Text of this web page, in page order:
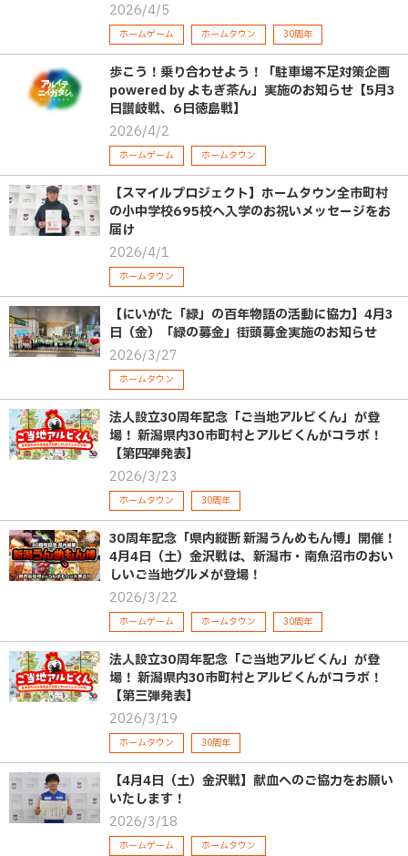
2026/4/5
ホームゲーム ホームタウン 30周年
歩こう！乗り合わせよう！「駐車場不足対策企画
powered by よもぎ茶ん」実施のお知らせ【5月3
日讃岐戦、6日徳島戦】
2026/4/2
ホームゲーム ホームタウン
【スマイルプロジェクト】ホームタウン全市町村
の小中学校695校へ入学のお祝いメッセージをお
届け
2026/4/1
ホームタウン
【にいがた「緑」の百年物語の活動に協力】4月3
日（金）「緑の募金」街頭募金実施のお知らせ
2026/3/27
ホームタウン
法人設立30周年記念「ご当地アルビくん」が登
場！ 新潟県内30市町村とアルビくんがコラボ！
【第四弾発表】
2026/3/23
ホームタウン 30周年
30周年記念「県内縦断 新潟うんめもん博」開催！
4月4日（土）金沢戦は、新潟市・南魚沼市のおい
しいご当地グルメが登場！
2026/3/22
ホームゲーム ホームタウン 30周年
法人設立30周年記念「ご当地アルビくん」が登
場！ 新潟県内30市町村とアルビくんがコラボ！
【第三弾発表】
2026/3/19
ホームタウン 30周年
【4月4日（土）金沢戦】献血へのご協力をお願い
いたします！
2026/3/18
ホームゲーム ホームタウン